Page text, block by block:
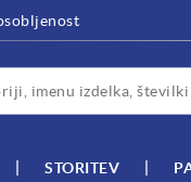
STORITEV